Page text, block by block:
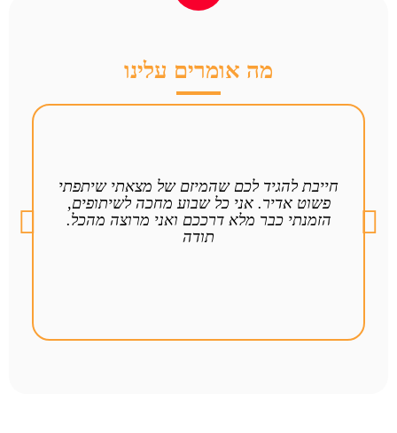
מה אומרים עלינו
חייבת להגיד לכם שהמיזם של מצאתי שיתפתי
פשוט אדיר. אני כל שבוע מחכה לשיתופים,
הזמנתי כבר מלא דרככם ואני מרוצה מהכל.
תודה